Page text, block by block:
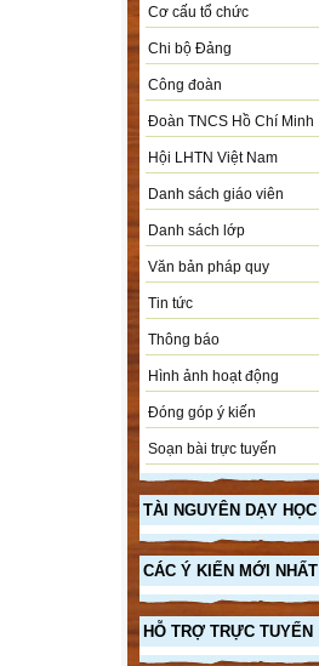
Cơ cấu tổ chức
Chi bộ Đảng
Công đoàn
Đoàn TNCS Hồ Chí Minh
Hội LHTN Việt Nam
Danh sách giáo viên
Danh sách lớp
Văn bản pháp quy
Tin tức
Thông báo
Hình ảnh hoạt động
Đóng góp ý kiến
Soạn bài trực tuyến
TÀI NGUYÊN DẠY HỌC
CÁC Ý KIẾN MỚI NHẤT
HỖ TRỢ TRỰC TUYẾN